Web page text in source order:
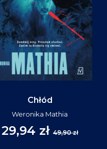
Chłód
Weronika Mathia
29,94 zł 49,90 zł